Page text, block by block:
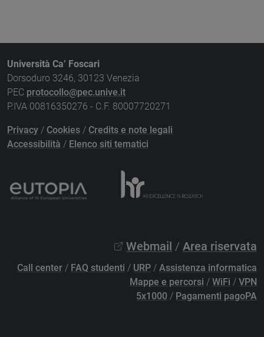
Università Ca’ Foscari
Dorsoduro 3246, 30123 Venezia
PEC protocollo@pec.unive.it
P.IVA 00816350276 - C.F. 80007720271
Privacy / Cookies / Credits e note legali
Accessibilità / Elenco siti tematici
Webmail / Area riservata
Call center / FAQ studenti / URP / Assistenza informatica
Mappe e percorsi / WiFi / VPN
5x1000 / Pagamenti pagoPA